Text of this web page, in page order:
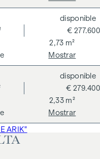
relación familiar o
a intermediar.
2,73 m²
€ 277.600
disponible
Mostrar
2,33 m²
€ 279.400
disponible
Mostrar
ARIK"